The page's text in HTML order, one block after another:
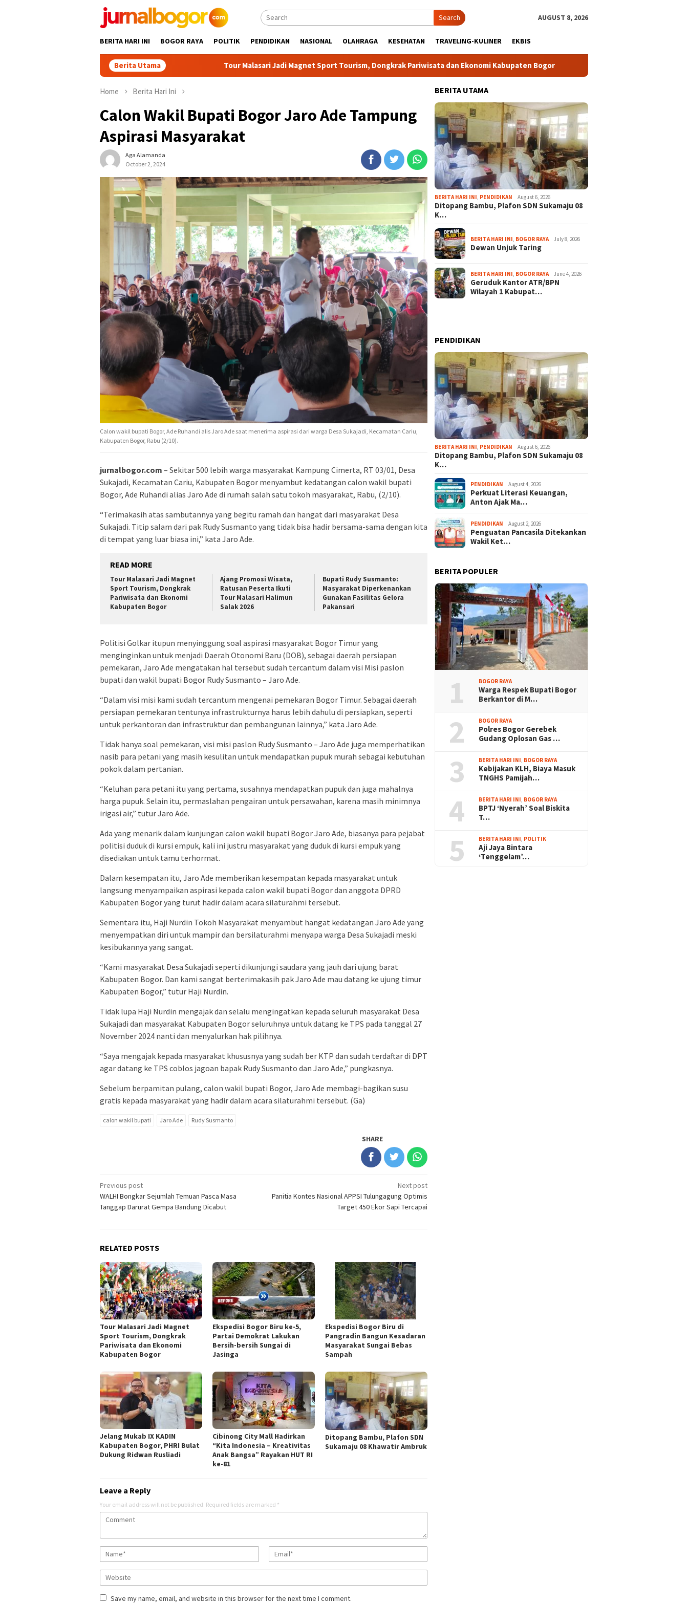
Search AUGUST 8, 2026
BERITA HARI INI BOGOR RAYA POLITIK PENDIDIKAN NASIONAL OLAHRAGA KESEHATAN TRAVELING-KULINER EKBIS
Berita Utama Tour Malasari Jadi Magnet Sport Tourism, Dongkrak Pariwisata dan Ekonomi Kabupaten Bogor Tour Malasari Halimun Salak Kian Diminati,
Home Berita Hari Ini
Calon Wakil Bupati Bogor Jaro Ade Tampung
Aspirasi Masyarakat
Aga Alamanda
October 2, 2024
Calon wakil bupati Bogor, Ade Ruhandi alis Jaro Ade saat menerima aspirasi dari warga Desa Sukajadi, Kecamatan Cariu,
Kabupaten Bogor, Rabu (2/10).
jurnalbogor.com – Sekitar 500 lebih warga masyarakat Kampung Cimerta, RT 03/01, Desa
Sukajadi, Kecamatan Cariu, Kabupaten Bogor menyambut kedatangan calon wakil bupati
Bogor, Ade Ruhandi alias Jaro Ade di rumah salah satu tokoh masyarakat, Rabu, (2/10).
“Terimakasih atas sambutannya yang begitu ramah dan hangat dari masyarakat Desa
Sukajadi. Titip salam dari pak Rudy Susmanto yang tidak bisa hadir bersama-sama dengan kita
di tempat yang luar biasa ini,” kata Jaro Ade.
READ MORE
Tour Malasari Jadi Magnet
Sport Tourism, Dongkrak
Pariwisata dan Ekonomi
Kabupaten Bogor
Ajang Promosi Wisata,
Ratusan Peserta Ikuti
Tour Malasari Halimun
Salak 2026
Bupati Rudy Susmanto:
Masyarakat Diperkenankan
Gunakan Fasilitas Gelora
Pakansari
Politisi Golkar itupun menyinggung soal aspirasi masyarakat Bogor Timur yang
menginginkan untuk menjadi Daerah Otonomi Baru (DOB), sebagai daerah persiapan
pemekaran, Jaro Ade mengatakan hal tersebut sudah tercantum dalam visi Misi paslon
bupati dan wakil bupati Bogor Rudy Susmanto – Jaro Ade.
“Dalam visi misi kami sudah tercantum mengenai pemekaran Bogor Timur. Sebagai daerah
persiapan pemekaran tentunya infrastrukturnya harus lebih dahulu di persiapkan, seperti
untuk perkantoran dan infrastruktur dan pembangunan lainnya,” kata Jaro Ade.
Tidak hanya soal pemekaran, visi misi paslon Rudy Susmanto – Jaro Ade juga memperhatikan
nasib para petani yang masih kesulitan untuk mendapatkan pupuk murah sebagai kebutuhan
pokok dalam pertanian.
“Keluhan para petani itu yang pertama, susahnya mendapatkan pupuk dan juga mahalnya
harga pupuk. Selain itu, permaslahan pengairan untuk persawahan, karena masih minimnya
irigasi air,” tutur Jaro Ade.
Ada yang menarik dalam kunjungan calon wakil bupati Bogor Jaro Ade, biasanya para pejabat
politisi duduk di kursi empuk, kali ini justru masyarakat yang duduk di kursi empuk yang
disediakan untuk tamu terhormat.
Dalam kesempatan itu, Jaro Ade memberikan kesempatan kepada masyarakat untuk
langsung menyampaikan aspirasi kepada calon wakil bupati Bogor dan anggota DPRD
Kabupaten Bogor yang turut hadir dalam acara silaturahmi tersebut.
Sementara itu, Haji Nurdin Tokoh Masyarakat menyambut hangat kedatangan Jaro Ade yang
menyempatkan diri untuk mampir dan bersilaturahmi menyapa warga Desa Sukajadi meski
kesibukannya yang sangat.
“Kami masyarakat Desa Sukajadi seperti dikunjungi saudara yang jauh dari ujung barat
Kabupaten Bogor. Dan kami sangat berterimakasih pak Jaro Ade mau datang ke ujung timur
Kabupaten Bogor,” tutur Haji Nurdin.
Tidak lupa Haji Nurdin mengajak dan selalu mengingatkan kepada seluruh masyarakat Desa
Sukajadi dan masyarakat Kabupaten Bogor seluruhnya untuk datang ke TPS pada tanggal 27
November 2024 nanti dan menyalurkan hak pilihnya.
“Saya mengajak kepada masyarakat khususnya yang sudah ber KTP dan sudah terdaftar di DPT
agar datang ke TPS coblos jagoan bapak Rudy Susmanto dan Jaro Ade,” pungkasnya.
Sebelum berpamitan pulang, calon wakil bupati Bogor, Jaro Ade membagi-bagikan susu
gratis kepada masyarakat yang hadir dalam acara silaturahmi tersebut. (Ga)
calon wakil bupati Jaro Ade Rudy Susmanto
SHARE
Post
navigation
Previous post
WALHI Bongkar Sejumlah Temuan Pasca Masa
Tanggap Darurat Gempa Bandung Dicabut
Next post
Panitia Kontes Nasional APPSI Tulungagung Optimis
Target 450 Ekor Sapi Tercapai
RELATED POSTS
Tour Malasari Jadi Magnet
Sport Tourism, Dongkrak
Pariwisata dan Ekonomi
Kabupaten Bogor
Ekspedisi Bogor Biru ke-5,
Partai Demokrat Lakukan
Bersih-bersih Sungai di
Jasinga
Ekspedisi Bogor Biru di
Pangradin Bangun Kesadaran
Masyarakat Sungai Bebas
Sampah
Jelang Mukab IX KADIN
Kabupaten Bogor, PHRI Bulat
Dukung Ridwan Rusliadi
Cibinong City Mall Hadirkan
“Kita Indonesia – Kreativitas
Anak Bangsa” Rayakan HUT RI
ke-81
Ditopang Bambu, Plafon SDN
Sukamaju 08 Khawatir Ambruk
Leave a Reply
Your email address will not be published. Required fields are marked *
Save my name, email, and website in this browser for the next time I comment.
BERITA UTAMA
BERITA HARI INI PENDIDIKAN August 6, 2026
Ditopang Bambu, Plafon SDN Sukamaju 08
K…
BERITA HARI INI BOGOR RAYA July 8, 2026
Dewan Unjuk Taring
BERITA HARI INI BOGOR RAYA June 4, 2026
Geruduk Kantor ATR/BPN
Wilayah 1 Kabupat…
PENDIDIKAN
BERITA HARI INI PENDIDIKAN August 6, 2026
Ditopang Bambu, Plafon SDN Sukamaju 08
K…
PENDIDIKAN August 4, 2026
Perkuat Literasi Keuangan,
Anton Ajak Ma…
PENDIDIKAN August 2, 2026
Penguatan Pancasila Ditekankan
Wakil Ket…
BERITA POPULER
1 BOGOR RAYA
Warga Respek Bupati Bogor
Berkantor di M…
2 BOGOR RAYA
Polres Bogor Gerebek
Gudang Oplosan Gas …
3 BERITA HARI INI, BOGOR RAYA
Kebijakan KLH, Biaya Masuk
TNGHS Pamijah…
4 BERITA HARI INI, BOGOR RAYA
BPTJ ‘Nyerah’ Soal Biskita
T…
5 BERITA HARI INI, POLITIK
Aji Jaya Bintara
‘Tenggelam’…